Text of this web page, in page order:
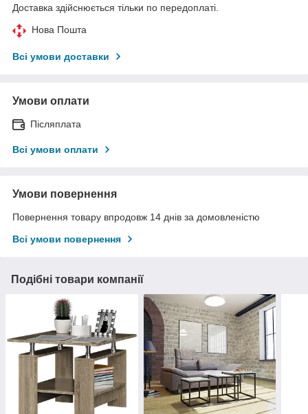
Доставка здійснюється тільки по передоплаті.
Нова Пошта
Всі умови доставки
Умови оплати
Післяплата
Всі умови оплати
Умови повернення
Повернення товару впродовж 14 днів за домовленістю
Всі умови повернення
Подібні товари компанії